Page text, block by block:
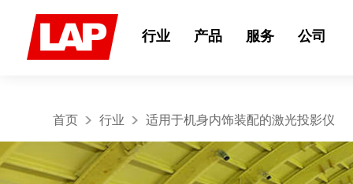
行业 产品 服务 公司
首页 行业 适用于机身内饰装配的激光投影仪